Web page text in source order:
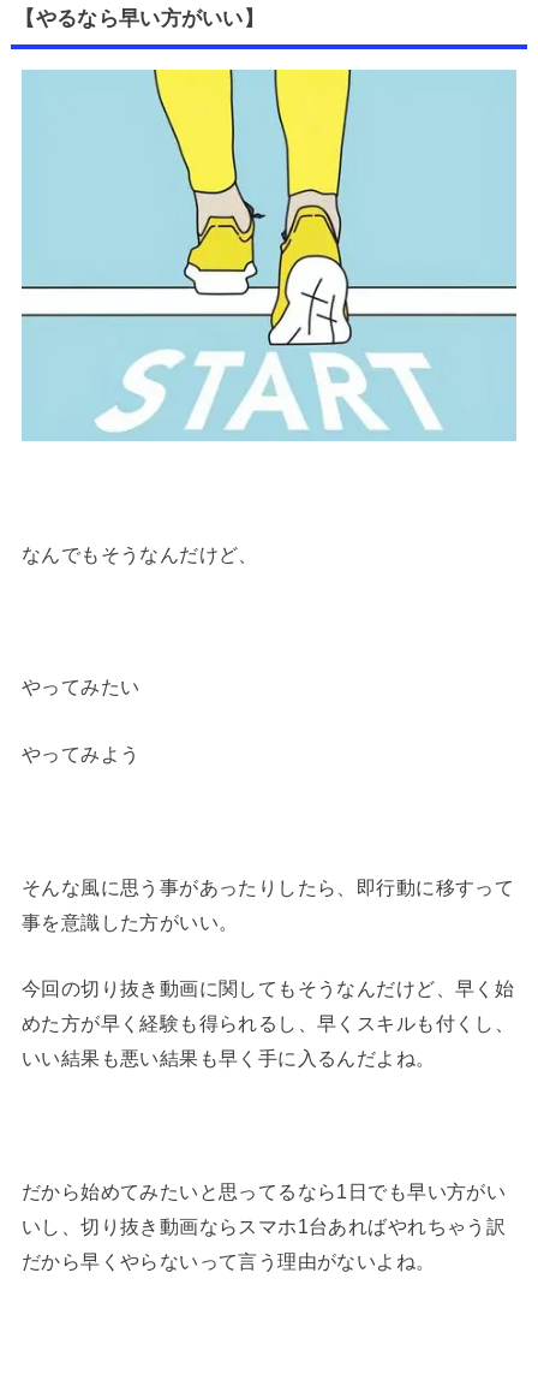
【やるなら早い方がいい】
なんでもそうなんだけど、
やってみたい
やってみよう
そんな風に思う事があったりしたら、即行動に移すって
事を意識した方がいい。
今回の切り抜き動画に関してもそうなんだけど、早く始
めた方が早く経験も得られるし、早くスキルも付くし、
いい結果も悪い結果も早く手に入るんだよね。
だから始めてみたいと思ってるなら1日でも早い方がい
いし、切り抜き動画ならスマホ1台あればやれちゃう訳
だから早くやらないって言う理由がないよね。